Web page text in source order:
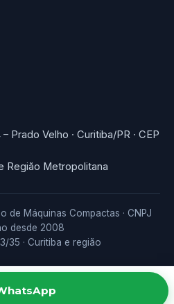
Prado Velho · Curitiba/PR · CEP
Região Metropolitana
Máquinas Compactas · CNPJ
desde 2008
35 · Curitiba e região